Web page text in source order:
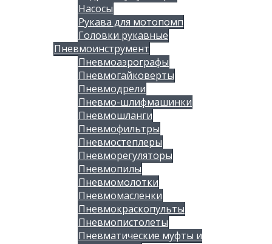
Насосы
Рукава для мотопомп
Головки рукавные
Пневмоинструмент
Пневмоаэрографы
Пневмогайковерты
Пневмодрели
Пневмо-шлифмашинки
Пневмошланги
Пневмофильтры
Пневмостеплеры
Пневморегуляторы
Пневмопилы
Пневмомолотки
Пневмомасленки
Пневмокраскопульты
Пневмопистолеты
Пневматические муфты и